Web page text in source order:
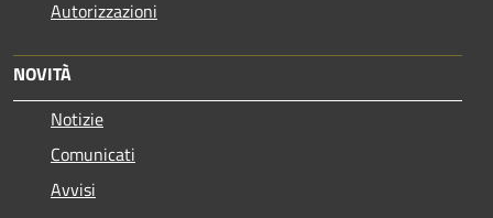
Autorizzazioni
NOVITÀ
Notizie
Comunicati
Avvisi